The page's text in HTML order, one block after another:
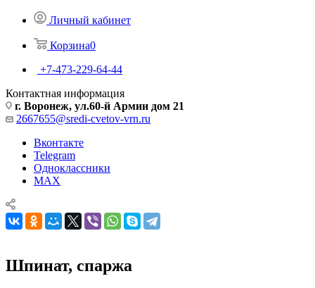
Личный кабинет
Корзина0
+7-473-229-64-44
Контактная информация
г. Воронеж, ул.60-й Армии дом 21
2667655@sredi-cvetov-vrn.ru
Вконтакте
Telegram
Одноклассники
MAX
Шпинат, спаржа